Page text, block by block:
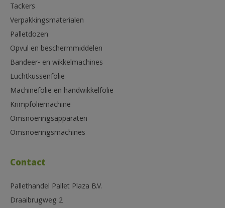
Tackers
Verpakkingsmaterialen
Palletdozen
Opvul en beschermmiddelen
Bandeer- en wikkelmachines
Luchtkussenfolie
Machinefolie en handwikkelfolie
Krimpfoliemachine
Omsnoeringsapparaten
Omsnoeringsmachines
Contact
Pallethandel Pallet Plaza B.V.
Draaibrugweg 2